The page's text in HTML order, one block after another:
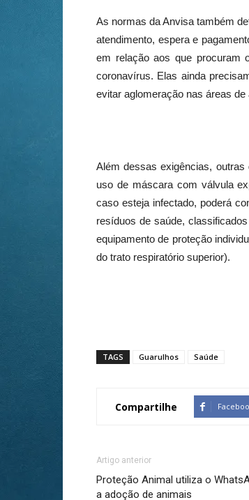
As normas da Anvisa também
atendimento, espera e
em relação aos que procuram
coronavírus. Elas ainda
evitar aglomeração nas áreas
Além dessas exigências,
uso de máscara com válvula
caso esteja infectado, poderá
resíduos de saúde,
equipamento de proteção
do trato respiratório superior).
TAGS Guarulhos Saúde
Compartilhe
Artigo anterior
Proteção Animal utiliza o
a adoção de animais